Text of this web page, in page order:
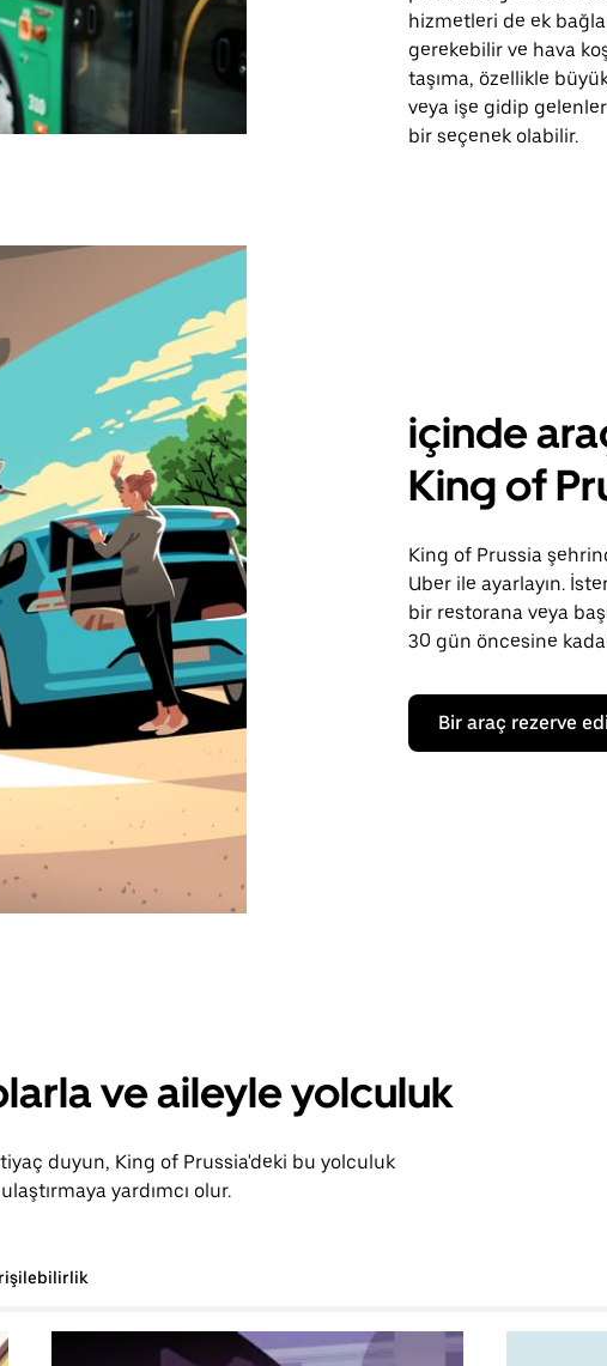
hizmetleri de ek
gerekebilir ve hava
taşıma, özellikle
veya işe gidip
bir seçenek olabilir.
içinde
King of
King of Prussia
Uber ile ayarlayın.
bir restorana veya
30 gün öncesine
Bir araç rezerve
ve aileyle yolculuk
duyun, King of Prussia'deki bu yolculuk
yardımcı olur.